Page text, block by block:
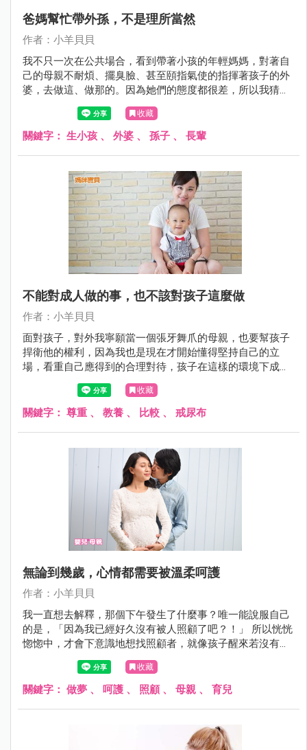
爸媽幫忙帶外孫，不是理所當然
作者：小羊貝貝
我不只一次在公共場合，看到帶著小孩的年輕媽媽，對著自
己的母親不耐煩、擺臭臉、甚至頤指氣使的指揮著孩子的外
婆，去做這、做那的。因為她們的態度都很差，所以我猜不
太可能是婆婆，一定是自己的母親。
收藏
關鍵字： 生小孩 、 外婆 、 孫子 、 長輩
不能對成人做的事，也不該對孩子這麼做
作者：小羊貝貝
面對孩子，對外我寧願當一個張牙舞爪的母親，也要幫孩子
捍衛他的權利，因為我也是現在才開始懂得堅持自己的立
場，看重自己應得到的合理對待，孩子在這樣的環境下成
長，就能知道「自重」，也才會尊重其他的一切。
收藏
關鍵字： 尊重 、 教養 、 比較 、 戒尿布
無論到幾歲，心情都需要被溫柔呵護
作者：小羊貝貝
我一直想去解釋，那個下午發生了什麼事？唯一能說服自己
的是，「因為我已經好久沒有被人照顧了吧？！」 所以恍恍
惚惚中，才會下意識地想找照顧者，就像孩子醒來若沒有看
到我，總是會大哭，那個恍惚的午後，我竟回到幼兒時期的
收藏
關鍵字： 做夢 、 呵護 、 照顧、 母親 、 育兒